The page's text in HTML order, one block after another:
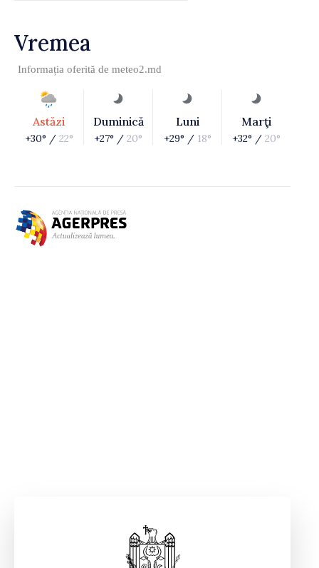
Vremea
Informația oferită de meteo2.md
Astăzi
+30° / 22°
Duminică
+27° / 20°
Luni
+29° / 18°
Marţi
+32° / 20°